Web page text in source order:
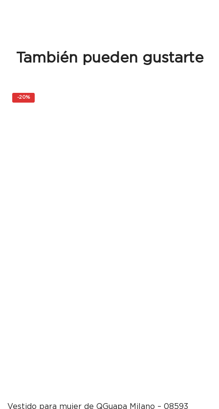
También pueden gustarte
-20%
Vestido para mujer de QGuapa Milano – 08593